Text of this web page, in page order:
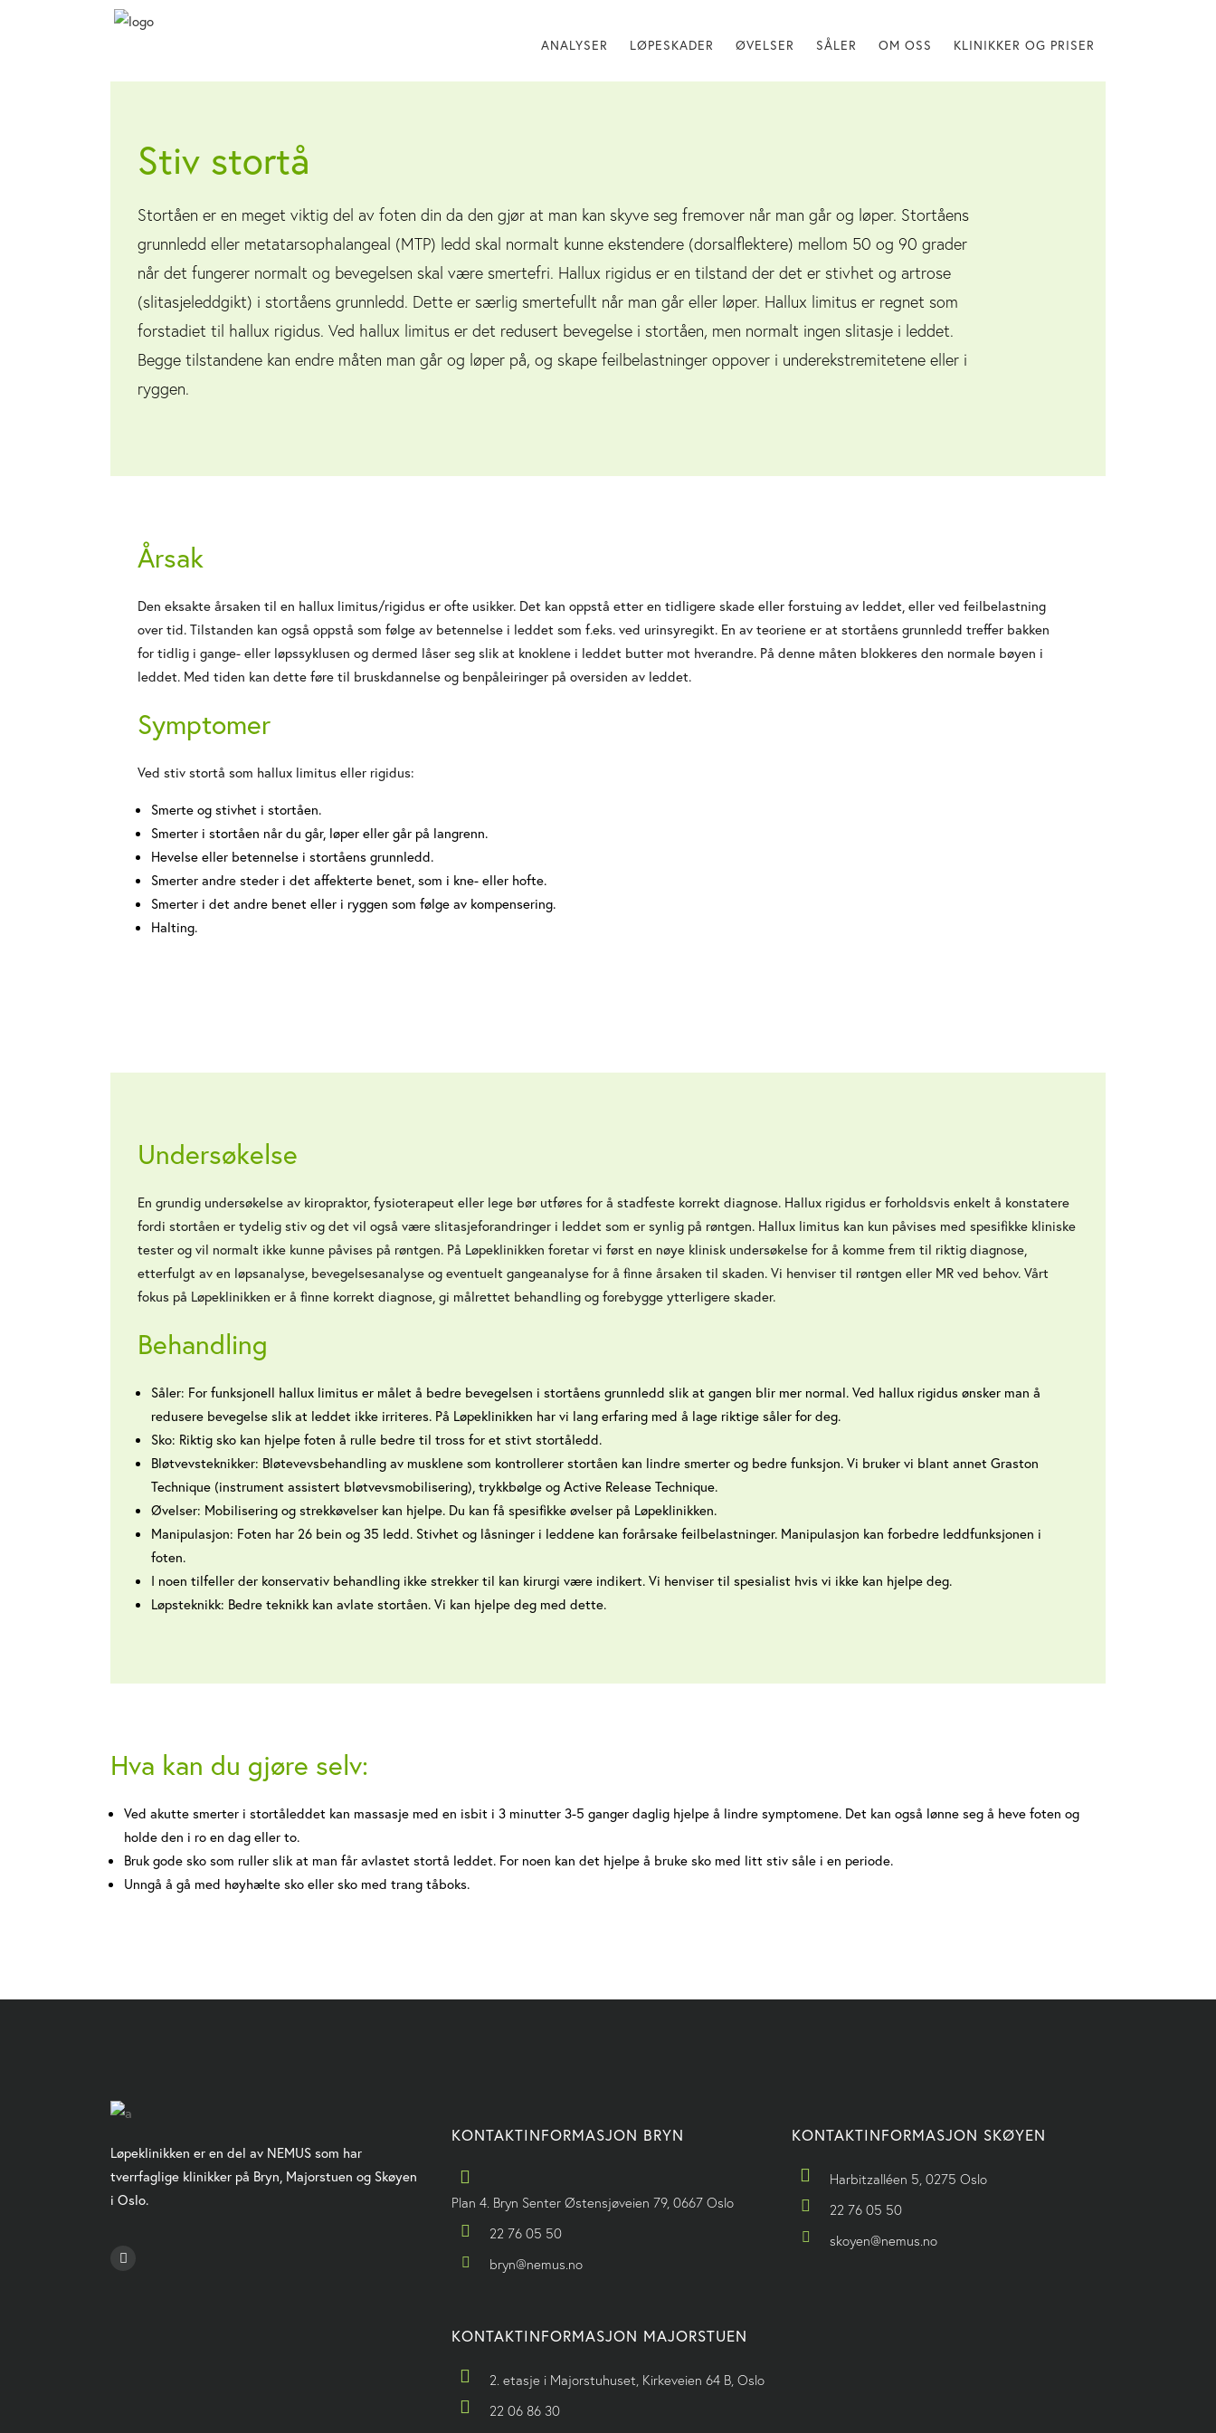
ANALYSER LØPESKADER ØVELSER SÅLER OM OSS KLINIKKER OG PRISER
Stiv stortå
Stortåen er en meget viktig del av foten din da den gjør at man kan skyve seg fremover når man går og løper. Stortåens
grunnledd eller metatarsophalangeal (MTP) ledd skal normalt kunne ekstendere (dorsalflektere) mellom 50 og 90 grader
når det fungerer normalt og bevegelsen skal være smertefri. Hallux rigidus er en tilstand der det er stivhet og artrose
(slitasjeleddgikt) i stortåens grunnledd. Dette er særlig smertefullt når man går eller løper. Hallux limitus er regnet som
forstadiet til hallux rigidus. Ved hallux limitus er det redusert bevegelse i stortåen, men normalt ingen slitasje i leddet.
Begge tilstandene kan endre måten man går og løper på, og skape feilbelastninger oppover i underekstremitetene eller i
ryggen.
Årsak
Den eksakte årsaken til en hallux limitus/rigidus er ofte usikker. Det kan oppstå etter en tidligere skade eller forstuing av leddet, eller ved feilbelastning
over tid. Tilstanden kan også oppstå som følge av betennelse i leddet som f.eks. ved urinsyregikt. En av teoriene er at stortåens grunnledd treffer bakken
for tidlig i gange- eller løpssyklusen og dermed låser seg slik at knoklene i leddet butter mot hverandre. På denne måten blokkeres den normale bøyen i
leddet. Med tiden kan dette føre til bruskdannelse og benpåleiringer på oversiden av leddet.
Symptomer
Ved stiv stortå som hallux limitus eller rigidus:
Smerte og stivhet i stortåen.
Smerter i stortåen når du går, løper eller går på langrenn.
Hevelse eller betennelse i stortåens grunnledd.
Smerter andre steder i det affekterte benet, som i kne- eller hofte.
Smerter i det andre benet eller i ryggen som følge av kompensering.
Halting.
Undersøkelse
En grundig undersøkelse av kiropraktor, fysioterapeut eller lege bør utføres for å stadfeste korrekt diagnose. Hallux rigidus er forholdsvis enkelt å konstatere
fordi stortåen er tydelig stiv og det vil også være slitasjeforandringer i leddet som er synlig på røntgen. Hallux limitus kan kun påvises med spesifikke kliniske
tester og vil normalt ikke kunne påvises på røntgen. På Løpeklinikken foretar vi først en nøye klinisk undersøkelse for å komme frem til riktig diagnose,
etterfulgt av en løpsanalyse, bevegelsesanalyse og eventuelt gangeanalyse for å finne årsaken til skaden. Vi henviser til røntgen eller MR ved behov. Vårt
fokus på Løpeklinikken er å finne korrekt diagnose, gi målrettet behandling og forebygge ytterligere skader.
Behandling
Såler: For funksjonell hallux limitus er målet å bedre bevegelsen i stortåens grunnledd slik at gangen blir mer normal. Ved hallux rigidus ønsker man å
redusere bevegelse slik at leddet ikke irriteres. På Løpeklinikken har vi lang erfaring med å lage riktige såler for deg.
Sko: Riktig sko kan hjelpe foten å rulle bedre til tross for et stivt stortåledd.
Bløtvevsteknikker: Bløtevevsbehandling av musklene som kontrollerer stortåen kan lindre smerter og bedre funksjon. Vi bruker vi blant annet Graston
Technique (instrument assistert bløtvevsmobilisering), trykkbølge og Active Release Technique.
Øvelser: Mobilisering og strekkøvelser kan hjelpe. Du kan få spesifikke øvelser på Løpeklinikken.
Manipulasjon: Foten har 26 bein og 35 ledd. Stivhet og låsninger i leddene kan forårsake feilbelastninger. Manipulasjon kan forbedre leddfunksjonen i
foten.
I noen tilfeller der konservativ behandling ikke strekker til kan kirurgi være indikert. Vi henviser til spesialist hvis vi ikke kan hjelpe deg.
Løpsteknikk: Bedre teknikk kan avlate stortåen. Vi kan hjelpe deg med dette.
Hva kan du gjøre selv:
Ved akutte smerter i stortåleddet kan massasje med en isbit i 3 minutter 3-5 ganger daglig hjelpe å lindre symptomene. Det kan også lønne seg å heve foten og
holde den i ro en dag eller to.
Bruk gode sko som ruller slik at man får avlastet stortå leddet. For noen kan det hjelpe å bruke sko med litt stiv såle i en periode.
Unngå å gå med høyhælte sko eller sko med trang tåboks.
Løpeklinikken er en del av NEMUS som har
tverrfaglige klinikker på Bryn, Majorstuen og Skøyen
i Oslo.
KONTAKTINFORMASJON BRYN
Plan 4. Bryn Senter Østensjøveien 79, 0667 Oslo
22 76 05 50
bryn@nemus.no
KONTAKTINFORMASJON MAJORSTUEN
2. etasje i Majorstuhuset, Kirkeveien 64 B, Oslo
22 06 86 30
KONTAKTINFORMASJON SKØYEN
Harbitzalléen 5, 0275 Oslo
22 76 05 50
skoyen@nemus.no